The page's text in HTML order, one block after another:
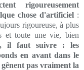
rigoureusement
chose d'artificiel :
rigoureuse, à plus
et toute une vie, bien
il faut suivre : les
en avant dans le
pas vraiment la